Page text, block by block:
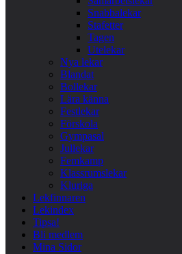
Snabbalekar
Stafetter
Tagen
Utelekar
Nya lekar
Blandat
Bollekar
Lära känna
Festlekar
Förskola
Gympasal
Jullekar
Femkamp
Klassrumslekar
Kluriga
Lekfinnaren
Lekindex
Tipsa!
Bli medlem
Mina Sidor